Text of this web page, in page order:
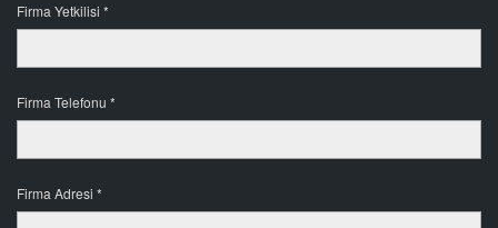
Firma Yetkilisi *
Firma Telefonu *
Firma Adresi *